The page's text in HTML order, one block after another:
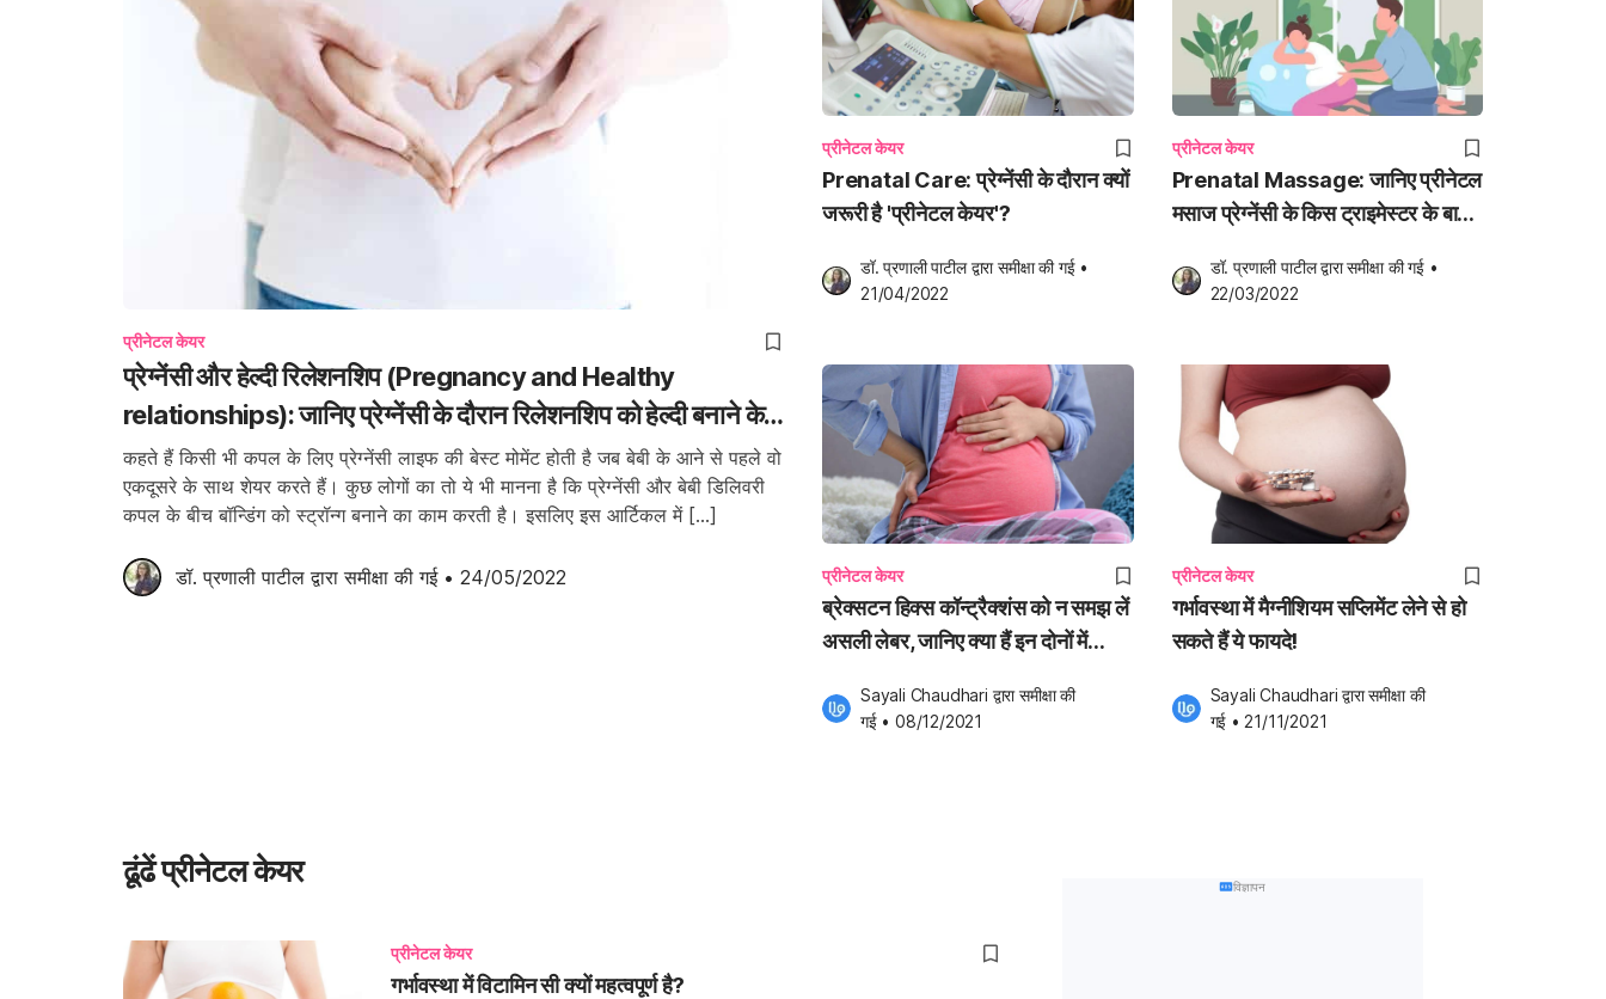
प्रीनेटल केयर
प्रेग्नेंसी और हेल्दी रिलेशनशिप (Pregnancy and Healthy
relationships): जानिए प्रेग्नेंसी के दौरान रिलेशनशिप को हेल्दी बनाने के
लिए 5 बातें!
कहते हैं किसी भी कपल के लिए प्रेग्नेंसी लाइफ की बेस्ट मोमेंट होती है जब बेबी के आने से पहले वो
एकदूसरे के साथ शेयर करते हैं। कुछ लोगों का तो ये भी मानना है कि प्रेग्नेंसी और बेबी डिलिवरी
कपल के बीच बॉन्डिंग को स्ट्रॉन्ग बनाने का काम करती है। इसलिए इस आर्टिकल में […]
डॉ. प्रणाली पाटील द्वारा समीक्षा की गई • 24/05/2022
प्रीनेटल केयर
Prenatal Care: प्रेग्नेंसी के दौरान क्यों
जरूरी है 'प्रीनेटल केयर'?
डॉ. प्रणाली पाटील द्वारा समीक्षा की गई •
21/04/2022
प्रीनेटल केयर
Prenatal Massage: जानिए प्रीनेटल
मसाज प्रेग्नेंसी के किस ट्राइमेस्टर के बाद
डॉ. प्रणाली पाटील द्वारा समीक्षा की गई •
22/03/2022
प्रीनेटल केयर
ब्रेक्सटन हिक्स कॉन्ट्रैक्शंस को न समझ लें
असली लेबर, जानिए क्या हैं इन दोनों में
Sayali Chaudhari द्वारा समीक्षा की
गई • 08/12/2021
प्रीनेटल केयर
गर्भावस्था में मैग्नीशियम सप्लिमेंट लेने से हो
सकते हैं ये फायदे!
Sayali Chaudhari द्वारा समीक्षा की
गई • 21/11/2021
ढूंढें प्रीनेटल केयर
प्रीनेटल केयर
गर्भावस्था में विटामिन सी क्यों महत्वपूर्ण है?
विज्ञापन